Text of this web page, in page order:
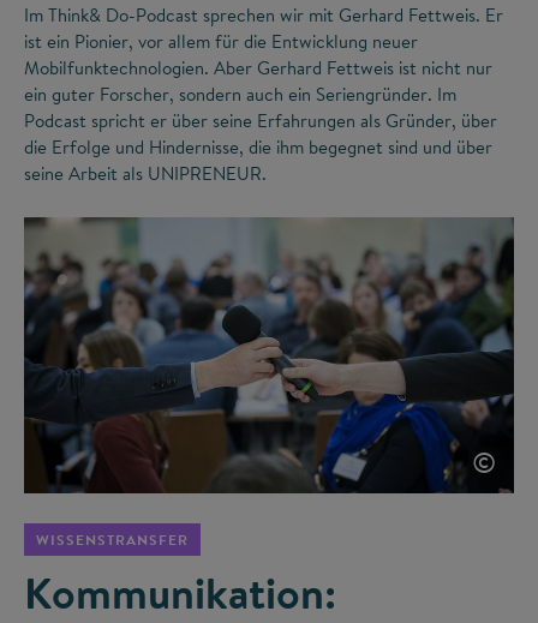
Im Think& Do-Podcast sprechen wir mit Gerhard Fettweis. Er
ist ein Pionier, vor allem für die Entwicklung neuer
Mobilfunktechnologien. Aber Gerhard Fettweis ist nicht nur
ein guter Forscher, sondern auch ein Seriengründer. Im
Podcast spricht er über seine Erfahrungen als Gründer, über
die Erfolge und Hindernisse, die ihm begegnet sind und über
seine Arbeit als UNIPRENEUR.
©
WISSENSTRANSFER
Kommunikation: